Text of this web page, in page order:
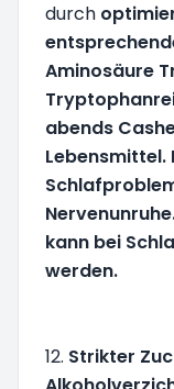
durch
Aminosäure
abends
Lebensmittel.
kann bei
werden.
12. Strikter